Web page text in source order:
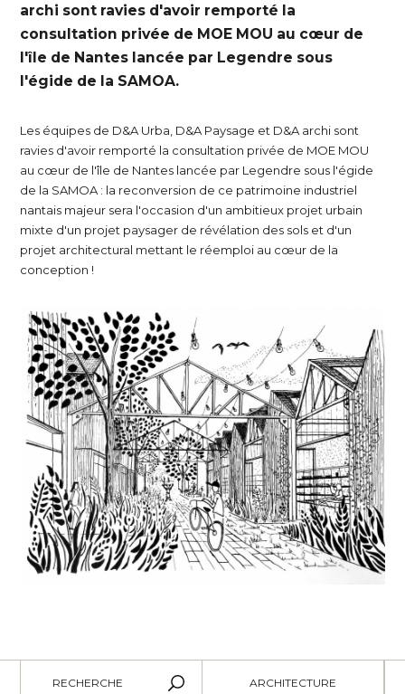
archi sont ravies d'avoir remporté la
consultation privée de MOE MOU au cœur de
l'île de Nantes lancée par Legendre sous
l'égide de la SAMOA.
Les équipes de D&A Urba, D&A Paysage et D&A archi sont
ravies d'avoir remporté la consultation privée de MOE MOU
au cœur de l'île de Nantes lancée par Legendre sous l'égide
de la SAMOA : la reconversion de ce patrimoine industriel
nantais majeur sera l'occasion d'un ambitieux projet urbain
mixte d'un projet paysager de révélation des sols et d'un
projet architectural mettant le réemploi au cœur de la
conception !
RECHERCHE ARCHITECTURE